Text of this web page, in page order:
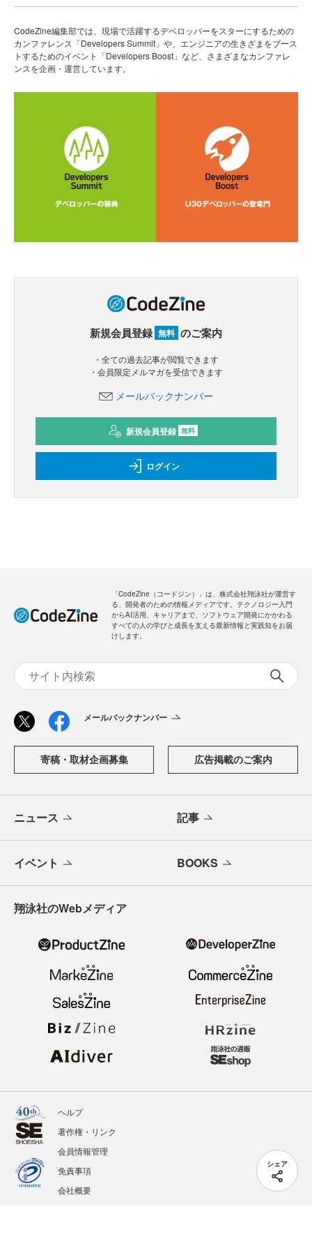
シェア
CodeZine編集部では、現場で活躍するデベロッパーをスターにするための
カンファレンス「Developers Summit」や、エンジニアの生きざまをブース
トするためのイベント「Developers Boost」など、さまざまなカンファレ
ンスを企画・運営しています。
新規会員登録 無料 のご案内
・全ての過去記事が閲覧できます
・会員限定メルマガを受信できます
メールバックナンバー
新規会員登録 無料
ログイン
「CodeZine（コードジン）」は、株式会社翔泳社が運営す
る、開発者のための情報メディアです。テクノロジー入門
からAI活用、キャリアまで、ソフトウェア開発にかかわる
すべての人の学びと成長を支える最新情報と実践知をお届
けします。
メールバックナンバー
寄稿・取材企画募集 広告掲載のご案内
ニュース 記事
イベント BOOKS
翔泳社のWebメディア
ヘルプ
著作権・リンク
会員情報管理
免責事項
会社概要